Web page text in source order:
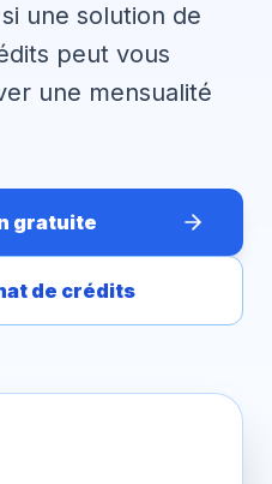
une solution de
peut vous
une mensualité
gratuite
de crédits